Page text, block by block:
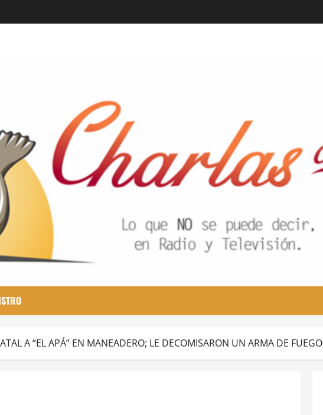
A “EL APÁ” EN MANEADERO; LE DECOMISARON UN ARMA DE FUEGO